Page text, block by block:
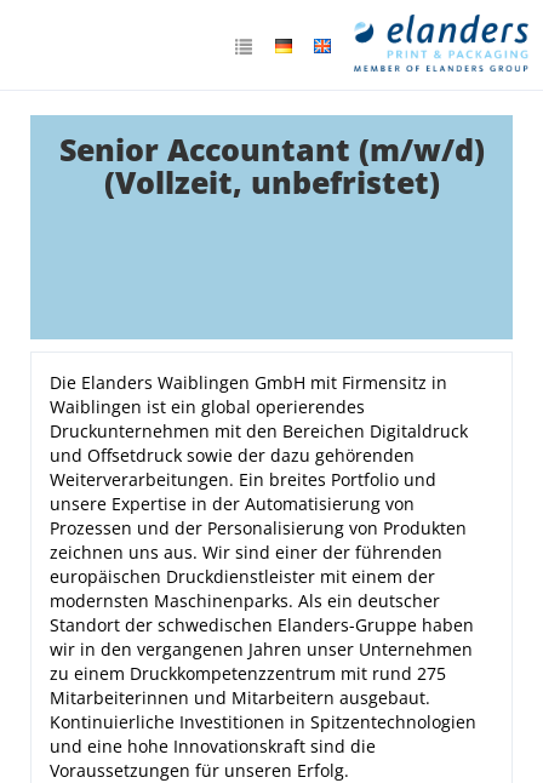
Senior Accountant (m/w/d)
(Vollzeit, unbefristet)
Die Elanders Waiblingen GmbH mit Firmensitz in
Waiblingen ist ein global operierendes
Druckunternehmen mit den Bereichen Digitaldruck
und Offsetdruck sowie der dazu gehörenden
Weiterverarbeitungen. Ein breites Portfolio und
unsere Expertise in der Automatisierung von
Prozessen und der Personalisierung von Produkten
zeichnen uns aus. Wir sind einer der führenden
europäischen Druckdienstleister mit einem der
modernsten Maschinenparks. Als ein deutscher
Standort der schwedischen Elanders-Gruppe haben
wir in den vergangenen Jahren unser Unternehmen
zu einem Druckkompetenzzentrum mit rund 275
Mitarbeiterinnen und Mitarbeitern ausgebaut.
Kontinuierliche Investitionen in Spitzentechnologien
und eine hohe Innovationskraft sind die
Voraussetzungen für unseren Erfolg.